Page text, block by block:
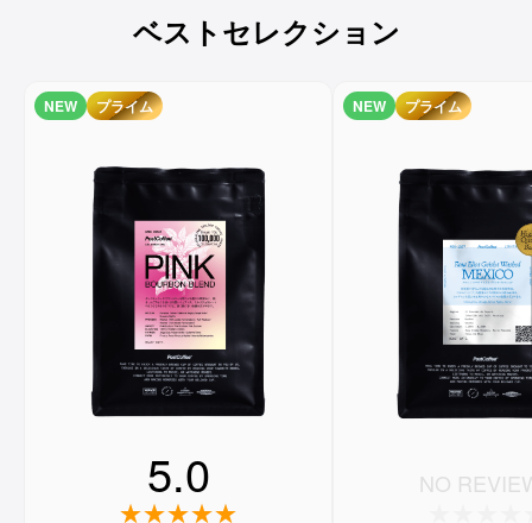
ベストセレクション
NEW プライム
5.0
NEW プライム
NO